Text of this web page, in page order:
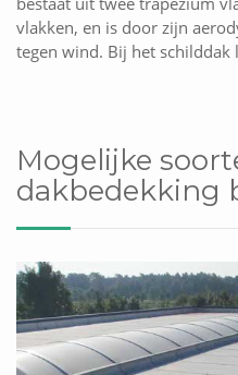
vlakken, en is door zijn
tegen wind. Bij het
Mogelijke
dakbedekking